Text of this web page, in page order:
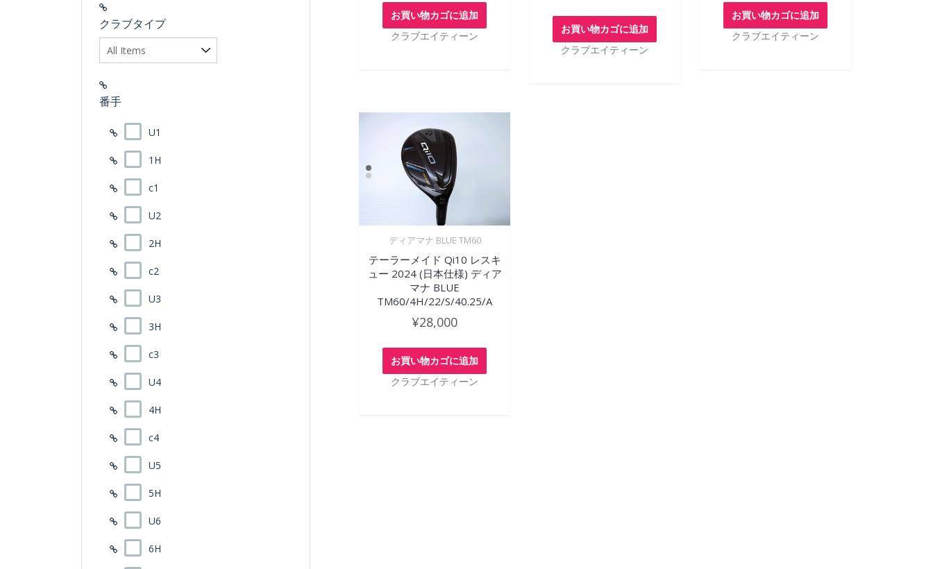
お買い物カゴに追加
クラブエイティーン
お買い物カゴに追加
クラブエイティーン
お買い物カゴに追加
クラブエイティーン
ディアマナ BLUE TM60
テーラーメイド Qi10 レスキ
ュー 2024 (日本仕様) ディア
マナ BLUE
TM60/4H/22/S/40.25/A
¥28,000
お買い物カゴに追加
クラブエイティーン
クラブタイプ
番手
U1
1H
c1
U2
2H
c2
U3
3H
c3
U4
4H
c4
U5
5H
U6
6H